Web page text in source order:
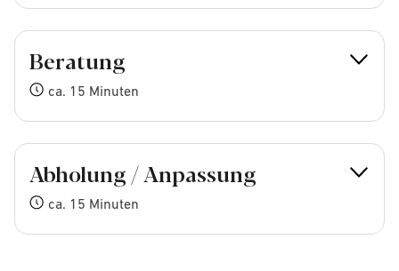
Beratung
ca. 15 Minuten
Abholung / Anpassung
ca. 15 Minuten